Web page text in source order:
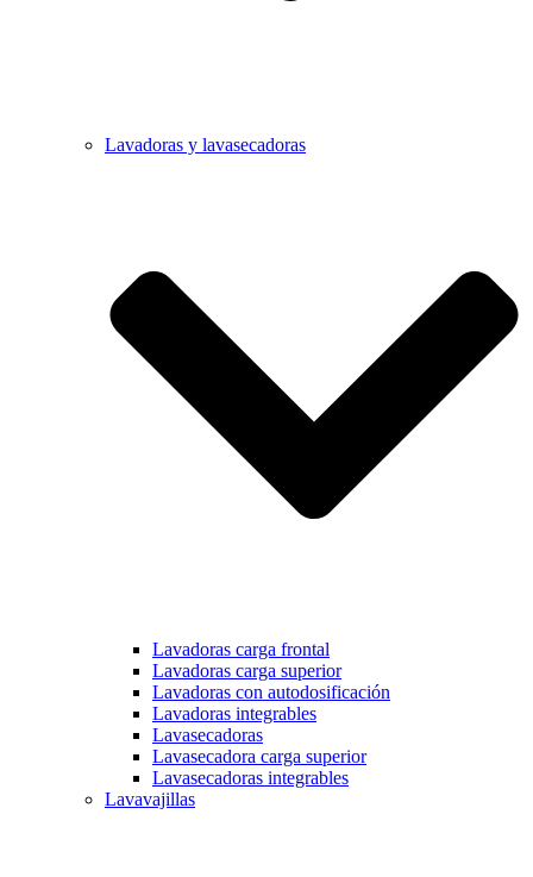
Lavadoras y lavasecadoras
Lavadoras carga frontal
Lavadoras carga superior
Lavadoras con autodosificación
Lavadoras integrables
Lavasecadoras
Lavasecadora carga superior
Lavasecadoras integrables
Lavavajillas